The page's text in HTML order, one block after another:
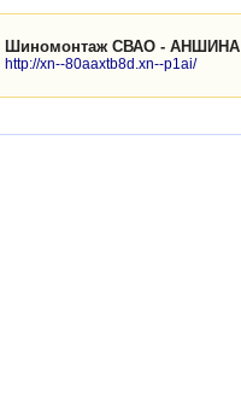
Шиномонтаж СВАО - АНШИНА
http://xn--80aaxtb8d.xn--p1ai/